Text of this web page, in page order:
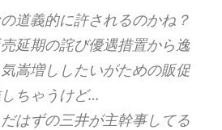
道義的に許されるのかね？
延期の詫び優遇措置から逸
嵩増ししたいがための販促
ちゃうけど…
はずの三井が主幹事してる